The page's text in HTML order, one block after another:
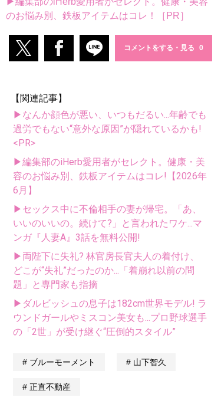
のお悩み別、鉄板アイテムはコレ！［PR］
コメントをする・見る
【関連記事】
▶なんか顔色が悪い、いつもだるい...年齢でも
過労でもない“意外な原因”が隠れているかも!
<PR>
▶編集部のiHerb愛用者がセレクト。健康・美
容のお悩み別、鉄板アイテムはコレ!【2026年
6月】
▶セックス中に不倫相手の妻が帰宅。「あ、
いいのいいの。続けて?」と言われたワケ...マ
ンガ『人妻A』3話を無料公開!
▶両陛下に失礼? 林官房長官夫人の着付け、
どこが“失礼”だったのか...「着崩れ以前の問
題」と専門家も指摘
▶ダルビッシュの息子は182cm世界モデル! ラ
ウンドガールやミスコン美女も...プロ野球選手
の「2世」が受け継ぐ“圧倒的スタイル”
ブルーモーメント 山下智久
正直不動産